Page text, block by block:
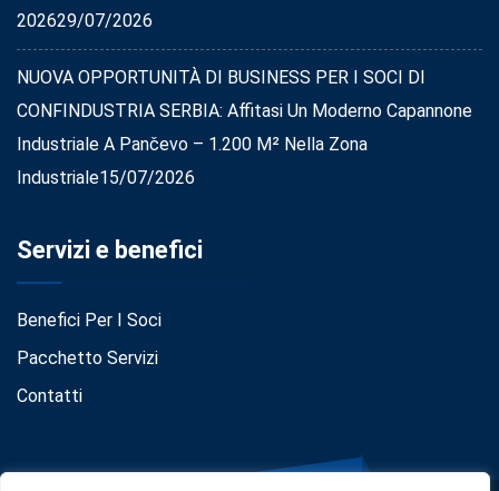
202629/07/2026
NUOVA OPPORTUNITÀ DI BUSINESS PER I SOCI DI
CONFINDUSTRIA SERBIA: Affitasi Un Moderno Capannone
Industriale A Pančevo – 1.200 M² Nella Zona
Industriale15/07/2026
Servizi e benefici
Benefici Per I Soci
Pacchetto Servizi
Contatti